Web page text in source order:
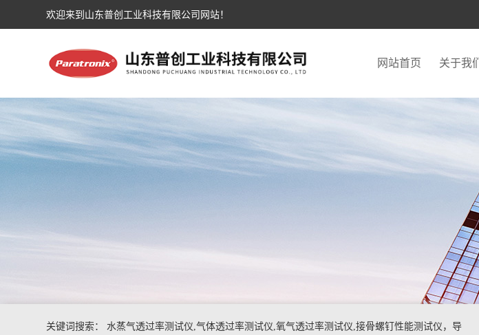
欢迎来到山东普创工业科技有限公司网站！
网站首页 关于我们
关键词搜索： 水蒸气透过率测试仪,气体透过率测试仪,氧气透过率测试仪,接骨螺钉性能测试仪，导